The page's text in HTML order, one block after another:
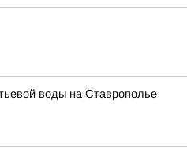
воды на Ставрополье